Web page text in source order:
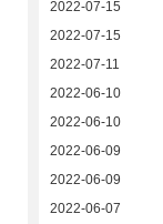
2022-07-15
2022-07-15
2022-07-11
2022-06-10
2022-06-10
2022-06-09
2022-06-09
2022-06-07